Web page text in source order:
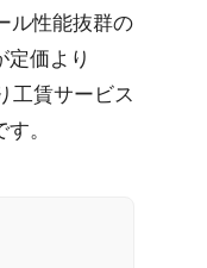
ル性能抜群の
価より
工賃サービス
。